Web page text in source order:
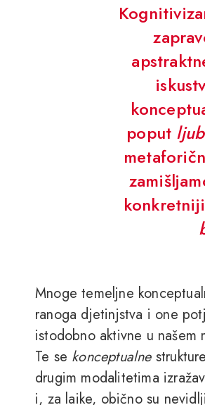
poput
Mnoge temeljne
ranoga djetinjstva i one
istodobno aktivne u našem
Te se konceptualne
drugim modalitetima
i, za laike, obično su